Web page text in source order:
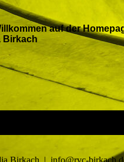
auf der
Birkach
Birkach | info@rvc-